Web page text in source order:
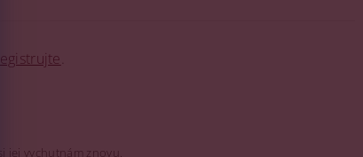
jej vychutnám znovu.